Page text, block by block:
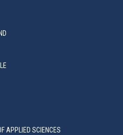
APPLIED SCIENCES